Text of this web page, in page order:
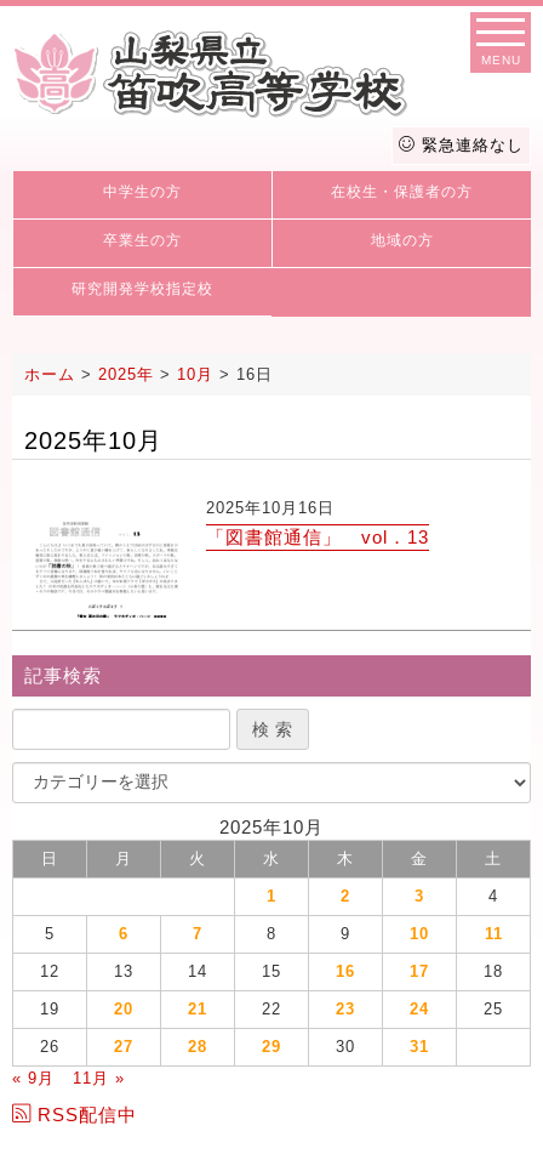
MENU
緊急連絡なし
中学生の方 在校生・保護者の方
卒業生の方 地域の方
研究開発学校指定校
ホーム > 2025年 > 10月 > 16日
2025年10月
2025年10月16日
「図書館通信」 vol．13
記事検索
2025年10月
日 月 火 水 木 金 土
1 2 3 4
5 6 7 8 9 10 11
12 13 14 15 16 17 18
19 20 21 22 23 24 25
26 27 28 29 30
31
« 9月
11月 »
RSS配信中